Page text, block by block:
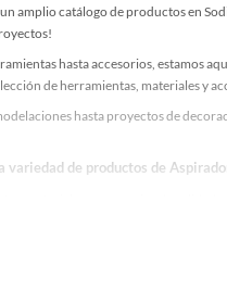
amplio catálogo de productos en
hasta accesorios, estamos
de herramientas, materiales y
hasta proyectos de
variedad de productos de
materiales y accesorios de